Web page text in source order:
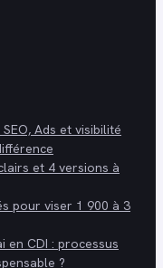
Ads et visibilité
et 4 versions à
pour viser 1 900 à 3
en CDI : processus
?